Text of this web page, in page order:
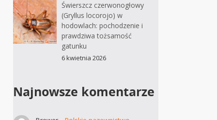
Świerszcz czerwonogłowy
(Gryllus locorojo) w
hodowlach: pochodzenie i
prawdziwa tożsamość
gatunku
6 kwietnia 2026
Najnowsze komentarze